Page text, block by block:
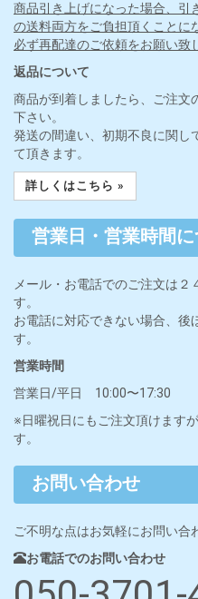
商品引き上げになった場合、引
の送料両方をご負担頂くことに
必ず再配達のご依頼をお願い致
返品について
商品が到着しましたら、ご注文
下さい。
発送の間違い、初期不良に関し
て頂きます。
詳しくはこちら »
営業日・営業時間
メール・お電話でのご注文は２
す。
お電話に対応できない場合、後
す。
営業時間
営業日/平日 10:00〜17:30
※日曜祝日にもご注文頂けます
す。
お問い合わせ
ご不明な点はお気軽にお問い合
お電話でのお問い合わせ